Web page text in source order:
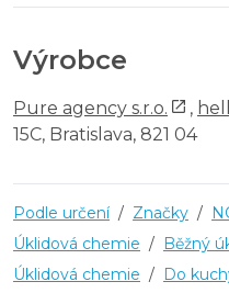
Výrobce
Pure agency s.r.o. ,
15C, Bratislava, 821 04
Podle určení / Značky /
Úklidová chemie / Běžný
Úklidová chemie / Do